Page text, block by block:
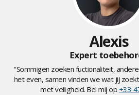
Alexis
Expert
"Sommigen zoeken fuctionaliteit,
het even, samen vinden we wat jij
met veiligheid. Bel mij op +33